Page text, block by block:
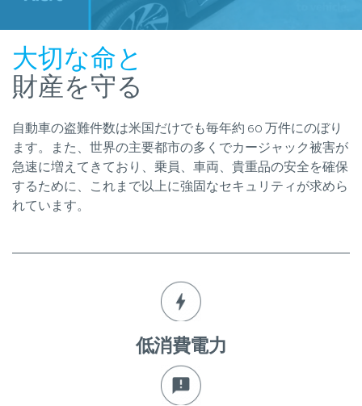
大切な命と
財産を守る
自動車の盗難件数は米国だけでも毎年約 60 万件にのぼり
ます。また、世界の主要都市の多くでカージャック被害が
急速に増えてきており、乗員、車両、貴重品の安全を確保
するために、これまで以上に強固なセキュリティが求めら
れています。
低消費電力